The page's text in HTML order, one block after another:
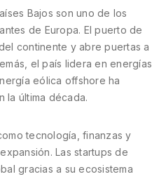
Bajos son uno de los
de Europa. El puerto de
continente y abre puertas a
el país lidera en energías
eólica offshore ha
la última década.
tecnología, finanzas y
Las startups de
gracias a su ecosistema